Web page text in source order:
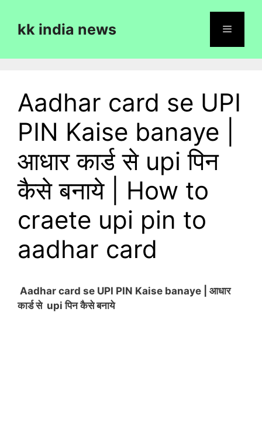
contentkk india news
Aadhar card se UPI
PIN Kaise banaye |
आधार कार्ड से upi पिन
कैसे बनाये | How to
craete upi pin to
aadhar card
Aadhar card se UPI PIN Kaise banaye | आधार
कार्ड से upi पिन कैसे बनाये